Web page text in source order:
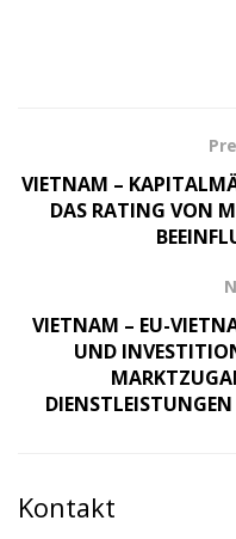
VIETNAM –
DAS RATING VON
VIETNAM – EU-
UND
Kontakt